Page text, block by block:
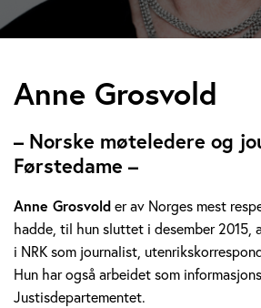
A
n
n
e
G
r
Anne Grosvold
– Norske møteledere og
Førstedame –
Anne Grosvold er av Norges mest
hadde, til hun sluttet i desember 2015,
i NRK som journalist,
Hun har også arbeidet som
Justisdepartementet.